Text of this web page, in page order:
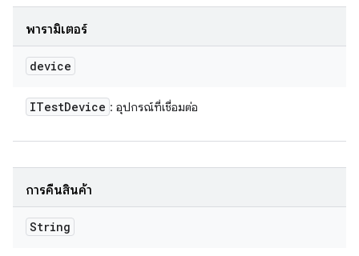
พารามิเตอร์
device
ITestDevice : อุปกรณ์ที่เชื่อมต่อ
การคืนสินค้า
String